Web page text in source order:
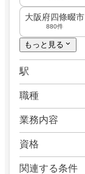
大阪府四條畷市
880件
もっと見る
駅
職種
業務内容
資格
関連する条件